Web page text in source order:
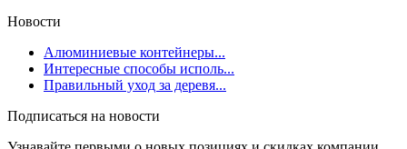
Новости
Алюминиевые контейнеры...
Интересные способы исполь...
Правильный уход за деревя...
Подписаться на новости